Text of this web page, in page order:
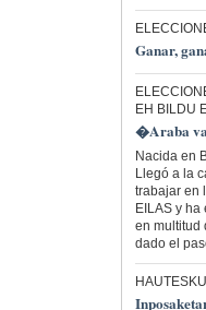
Ganar,
EH BILDU
�Araba
Nacida en
Llegó a la
trabajar en
EILAS y
en multitud
dado el